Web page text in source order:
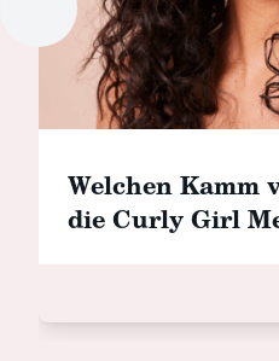
Welchen Kamm
die Curly Girl